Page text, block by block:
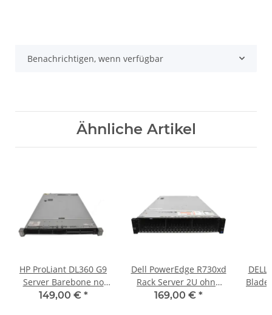
Benachrichtigen, wenn verfügbar
Ähnliche Artikel
HP ProLiant DL360 G9
Server Barebone no
CPU & RAM 2x Kühler
149,00 € *
Dell PowerEdge R730xd
Rack Server 2U ohne
CPU mit 2x Kühler
169,00 € *
Blade